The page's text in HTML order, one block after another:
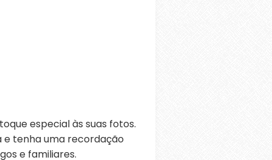
especial às suas fotos.
e tenha uma recordação
e familiares.